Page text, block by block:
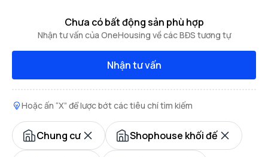
Chưa có bất động sản phù hợp
Nhận tư vấn của OneHousing về các BĐS tương tự
Nhận tư vấn
Hoặc ấn “X” để lược bớt các tiêu chí tìm kiếm
Chung cư Shophouse khối đế